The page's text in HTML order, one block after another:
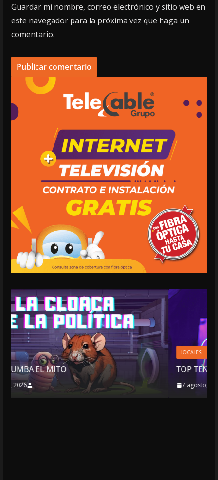
Guardar mi nombre, correo electrónico y sitio web en
este navegador para la próxima vez que haga un
comentario.
LOCALES OPINIÓN
TOP TEN DEL REPUDIO
7 agosto, 2026